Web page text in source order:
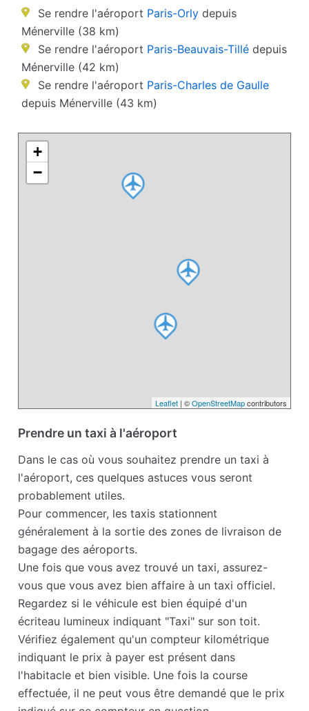
Se rendre l'aéroport Paris-Orly depuis
Ménerville (38 km)
Se rendre l'aéroport Paris-Beauvais-Tillé depuis
Ménerville (42 km)
Se rendre l'aéroport Paris-Charles de Gaulle
depuis Ménerville (43 km)
+
−
Leaflet| ©OpenStreetMapcontributors
Prendre un taxi à l'aéroport
Dans le cas où vous souhaitez prendre un taxi à
l'aéroport, ces quelques astuces vous seront
probablement utiles.
Pour commencer, les taxis stationnent
généralement à la sortie des zones de livraison de
bagage des aéroports.
Une fois que vous avez trouvé un taxi, assurez-
vous que vous avez bien affaire à un taxi officiel.
Regardez si le véhicule est bien équipé d'un
écriteau lumineux indiquant "Taxi" sur son toit.
Vérifiez également qu'un compteur kilométrique
indiquant le prix à payer est présent dans
l'habitacle et bien visible. Une fois la course
effectuée, il ne peut vous être demandé que le prix